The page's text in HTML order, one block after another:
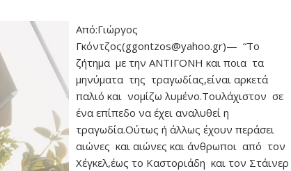
Από:Γιώργος
Γκόντζος(ggontzos@yahoo.gr)— “Το
ζήτημα με την ΑΝΤΙΓΟΝΗ και ποια τα
μηνύματα της τραγωδίας,είναι αρκετά
παλιό και νομίζω λυμένο.Τουλάχιστον σε
ένα επίπεδο να έχει αναλυθεί η
τραγωδία.Ούτως ή άλλως έχουν περάσει
αιώνες και αιώνες και άνθρωποι από τον
Χέγκελ,έως το Καστοριάδη και τον Στάινερ